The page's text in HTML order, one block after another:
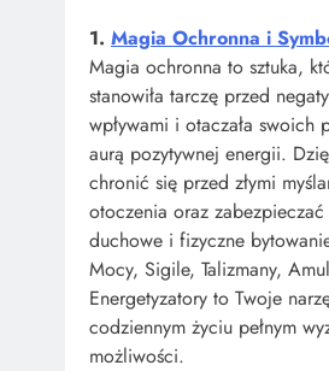
1. Magia Ochronna i
Magia ochronna to sztuka,
stanowiła tarczę przed
wpływami i otaczała swoich
aurą pozytywnej energii.
chronić się przed złymi
otoczenia oraz zabezpieczać
duchowe i fizyczne
Mocy, Sigile, Talizmany,
Energetyzatory to Twoje
codziennym życiu pełnym
możliwości.